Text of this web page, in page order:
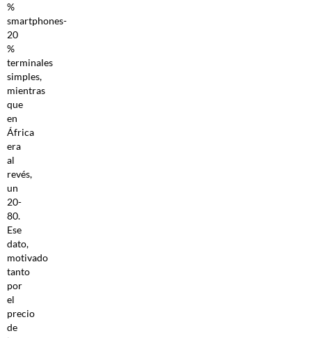
%
smartphones-
20
%
terminales
simples,
mientras
que
en
África
era
al
revés,
un
20-
80.
Ese
dato,
motivado
tanto
por
el
precio
de